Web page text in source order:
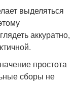
выделяться
аккуратно,
простота
сборы не